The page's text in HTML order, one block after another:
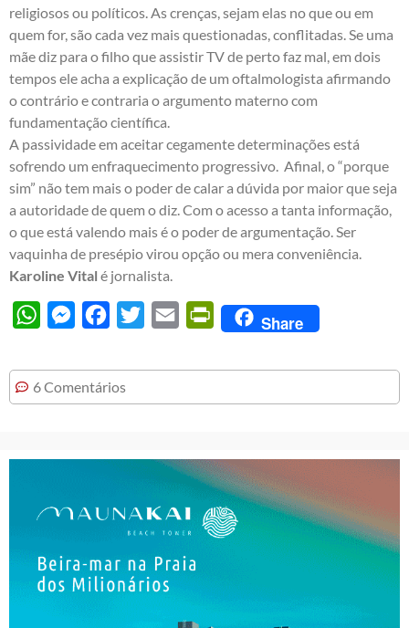
religiosos ou políticos. As crenças, sejam elas no que ou em
quem for, são cada vez mais questionadas, conflitadas. Se uma
mãe diz para o filho que assistir TV de perto faz mal, em dois
tempos ele acha a explicação de um oftalmologista afirmando
o contrário e contraria o argumento materno com
fundamentação científica.
A passividade em aceitar cegamente determinações está
sofrendo um enfraquecimento progressivo. Afinal, o “porque
sim” não tem mais o poder de calar a dúvida por maior que seja
a autoridade de quem o diz. Com o acesso a tanta informação,
o que está valendo mais é o poder de argumentação. Ser
vaquinha de presépio virou opção ou mera conveniência.
Karoline Vital é jornalista.
WhatsAppMessengerFacebook
Twitter Email PrintFriendly
Share
6 Comentários